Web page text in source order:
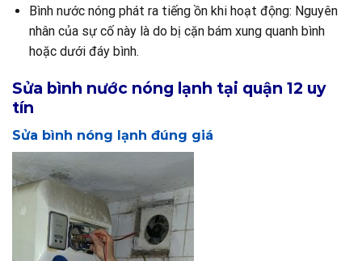
Bình nước nóng phát ra tiếng ồn khi hoạt động: Nguyên
nhân của sự cố này là do bị cặn bám xung quanh bình
hoặc dưới đáy bình.
Sửa bình nước nóng lạnh tại quận 12 uy
tín
Sửa bình nóng lạnh đúng giá